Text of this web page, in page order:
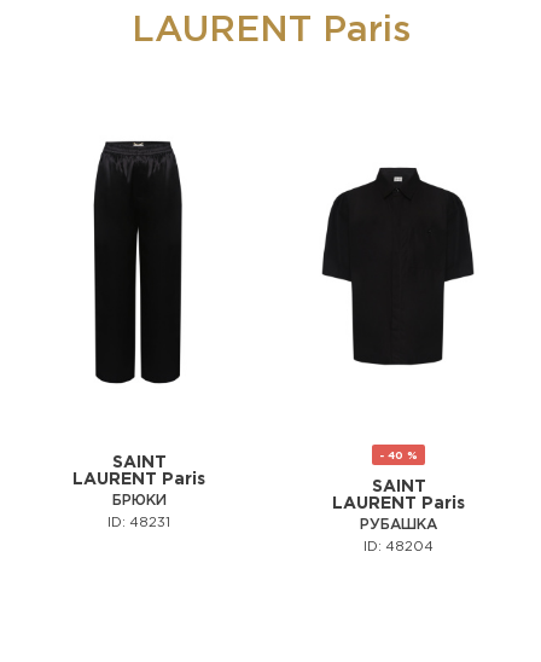
LAURENT Paris
SAINT
LAURENT Paris
БРЮКИ
ID: 48231
- 40 %
SAINT
LAURENT Paris
РУБАШКА
ID: 48204